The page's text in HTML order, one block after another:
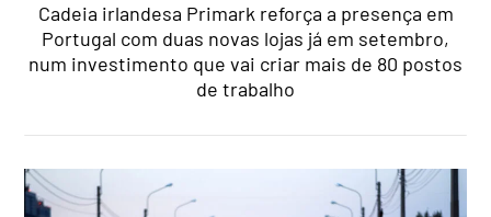
Cadeia irlandesa Primark reforça a presença em
Portugal com duas novas lojas já em setembro,
num investimento que vai criar mais de 80 postos
de trabalho